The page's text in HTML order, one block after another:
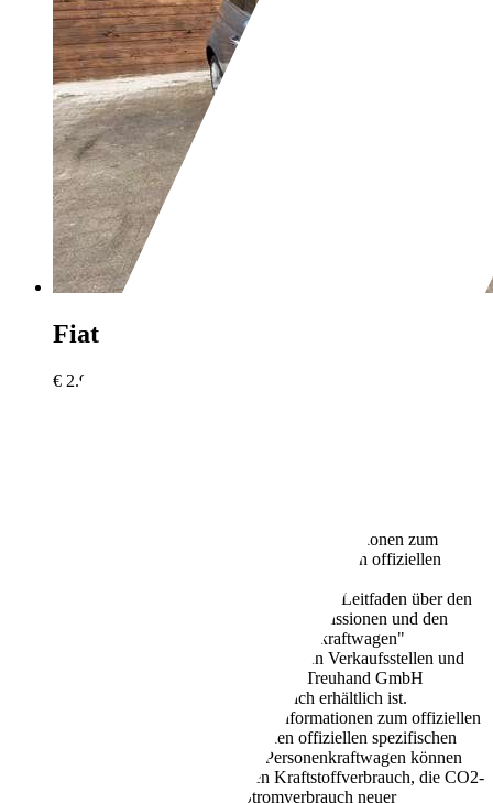
Fiat 500
€ 2.980,-
Weitere Informationen zum
offiziellen Kraftstoffverbrauch und den offiziellen
Personenkraftwagen können dem "Leitfaden über den
Kraftstoffverbrauch, die CO2-Emissionen und den
Stromverbrauch neuer Personenkraftwagen"
entnommen werden, der an allen Verkaufsstellen und
bei der Deutschen Automobil Treuhand GmbH
unter www.dat.de unentgeltlich erhältlich ist.
Weitere Informationen zum offiziellen
Kraftstoffverbrauch und den offiziellen spezifischen
CO2-Emissionen neuer Personenkraftwagen können
dem "Leitfaden über den Kraftstoffverbrauch, die CO2-
Emissionen und den Stromverbrauch neuer